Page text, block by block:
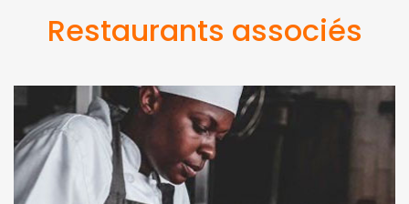
Restaurants associés